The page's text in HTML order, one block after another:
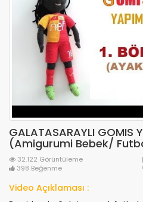
GALATASARAYLI GOMIS
(Amigurumi Bebek/
32.122 Görüntüleme
398 Beğenme
Video Açıklaması :